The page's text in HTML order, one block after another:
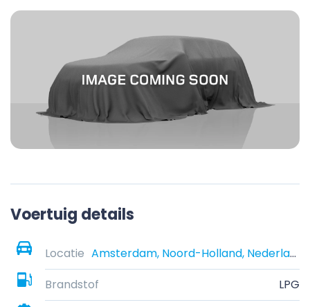
Voertuig details
Locatie
Amsterdam, Noord-Holland, Nederland
Brandstof
LPG